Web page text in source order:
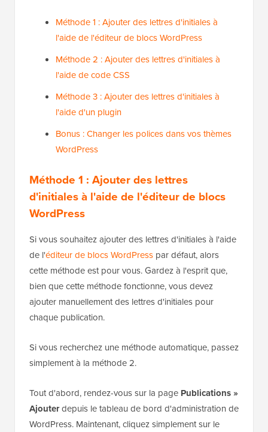
Méthode 1 : Ajouter des lettres d'initiales à
l'aide de l'éditeur de blocs WordPress
Méthode 2 : Ajouter des lettres d'initiales à
l'aide de code CSS
Méthode 3 : Ajouter des lettres d'initiales à
l'aide d'un plugin
Bonus : Changer les polices dans vos thèmes
WordPress
Méthode 1 : Ajouter des lettres
d'initiales à l'aide de l'éditeur de blocs
WordPress
Si vous souhaitez ajouter des lettres d'initiales à l'aide
de l'éditeur de blocs WordPress par défaut, alors
cette méthode est pour vous. Gardez à l'esprit que,
bien que cette méthode fonctionne, vous devez
ajouter manuellement des lettres d'initiales pour
chaque publication.
Si vous recherchez une méthode automatique, passez
simplement à la méthode 2.
Tout d'abord, rendez-vous sur la page Publications »
Ajouterdepuis le tableau de bord d'administration de
WordPress. Maintenant, cliquez simplement sur le